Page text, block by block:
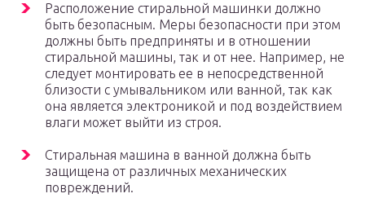
Расположение стиральной машинки должно
быть безопасным. Меры безопасности при этом
должны быть предприняты и в отношении
стиральной машины, так и от нее. Например, не
следует монтировать ее в непосредственной
близости с умывальником или ванной, так как
она является электроникой и под воздействием
влаги может выйти из строя.
Стиральная машина в ванной должна быть
защищена от различных механических
повреждений.